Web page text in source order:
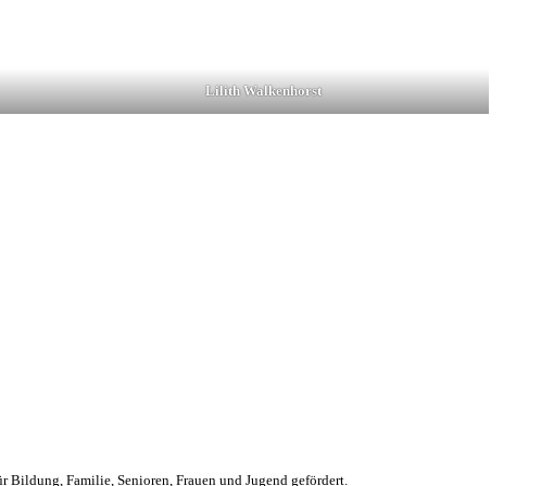
Lilith Walkenhorst
Bildung, Familie, Senioren, Frauen und Jugend gefördert.